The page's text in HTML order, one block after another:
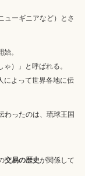
ューギニアなど）とさ
。
）」と呼ばれる。
によって世界各地に伝
わったのは、琉球王国
交易の歴史が関係して